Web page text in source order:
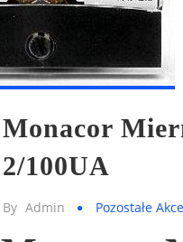
Monacor
2/100UA
By Admin Pozostałe